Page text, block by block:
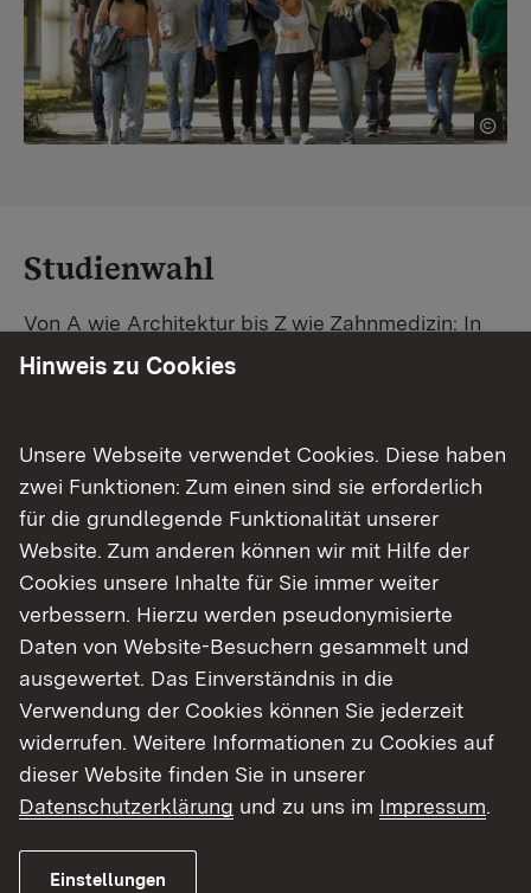
Studienwahl
Von A wie Architektur bis Z wie Zahnmedizin: In
Baden-Württemberg warten unzählige
Studiengangsuche schnell den passenden
Studienplatz. Außerdem gibt's eine Schritt-für-
Schritt-Anleitung zu deinem Traum-Studium.
Finde dein Studium in Baden-Württemberg
Hinweis zu Cookies
Unsere Webseite verwendet Cookies. Diese haben
zwei Funktionen: Zum einen sind sie erforderlich
für die grundlegende Funktionalität unserer
Website. Zum anderen können wir mit Hilfe der
Cookies unsere Inhalte für Sie immer weiter
verbessern. Hierzu werden pseudonymisierte
Daten von Website-Besuchern gesammelt und
ausgewertet. Das Einverständnis in die
Verwendung der Cookies können Sie jederzeit
widerrufen. Weitere Informationen zu Cookies auf
dieser Website finden Sie in unserer
Datenschutzerklärung und zu uns im Impressum.
Einstellungen